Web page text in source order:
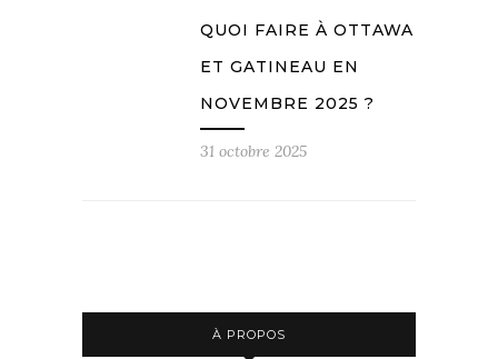
QUOI FAIRE À OTTAWA
ET GATINEAU EN
NOVEMBRE 2025 ?
31 octobre 2025
À PROPOS